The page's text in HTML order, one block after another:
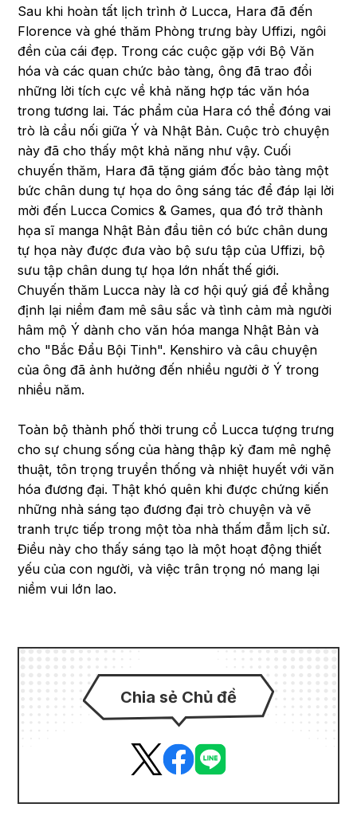
Sau khi hoàn tất lịch trình ở Lucca, Hara đã đến
Florence và ghé thăm Phòng trưng bày Uffizi, ngôi
đền của cái đẹp. Trong các cuộc gặp với Bộ Văn
hóa và các quan chức bảo tàng, ông đã trao đổi
những lời tích cực về khả năng hợp tác văn hóa
trong tương lai. Tác phẩm của Hara có thể đóng vai
trò là cầu nối giữa Ý và Nhật Bản. Cuộc trò chuyện
này đã cho thấy một khả năng như vậy. Cuối
chuyến thăm, Hara đã tặng giám đốc bảo tàng một
bức chân dung tự họa do ông sáng tác để đáp lại lời
mời đến Lucca Comics & Games, qua đó trở thành
họa sĩ manga Nhật Bản đầu tiên có bức chân dung
tự họa này được đưa vào bộ sưu tập của Uffizi, bộ
sưu tập chân dung tự họa lớn nhất thế giới.
Chuyến thăm Lucca này là cơ hội quý giá để khẳng
định lại niềm đam mê sâu sắc và tình cảm mà người
hâm mộ Ý dành cho văn hóa manga Nhật Bản và
cho "Bắc Đẩu Bội Tinh". Kenshiro và câu chuyện
của ông đã ảnh hưởng đến nhiều người ở Ý trong
nhiều năm.
Toàn bộ thành phố thời trung cổ Lucca tượng trưng
cho sự chung sống của hàng thập kỷ đam mê nghệ
thuật, tôn trọng truyền thống và nhiệt huyết với văn
hóa đương đại. Thật khó quên khi được chứng kiến
những nhà sáng tạo đương đại trò chuyện và vẽ
tranh trực tiếp trong một tòa nhà thấm đẫm lịch sử.
Điều này cho thấy sáng tạo là một hoạt động thiết
yếu của con người, và việc trân trọng nó mang lại
niềm vui lớn lao.
Chia sẻ Chủ đề